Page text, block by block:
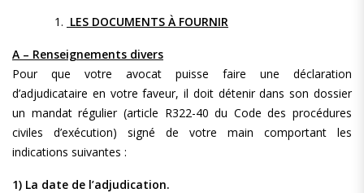
LES DOCUMENTS À FOURNIR
A – Renseignements divers
Pour que votre avocat puisse faire une déclaration
d’adjudicataire en votre faveur, il doit détenir dans son dossier
un mandat régulier (article R322-40 du Code des procédures
civiles d’exécution) signé de votre main comportant les
indications suivantes :
1) La date de l’adjudication.